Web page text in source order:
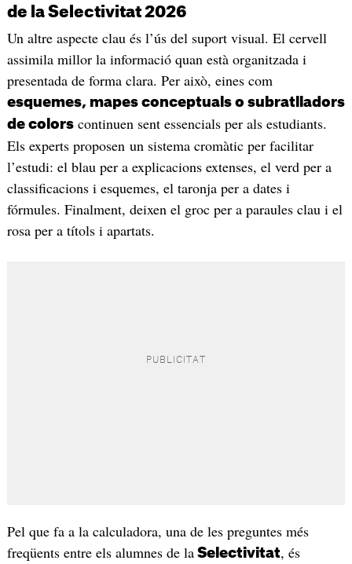
de la Selectivitat 2026
Un altre aspecte clau és l’ús del suport visual. El cervell
assimila millor la informació quan està organitzada i
presentada de forma clara. Per això, eines com
esquemes, mapes conceptuals o subratlladors
de colorscontinuen sent essencials per als estudiants.
Els experts proposen un sistema cromàtic per facilitar
l’estudi: el blau per a explicacions extenses, el verd per a
classificacions i esquemes, el taronja per a dates i
fórmules. Finalment, deixen el groc per a paraules clau i el
rosa per a títols i apartats.
Pel que fa a la calculadora, una de les preguntes més
freqüents entre els alumnes de laSelectivitat, és